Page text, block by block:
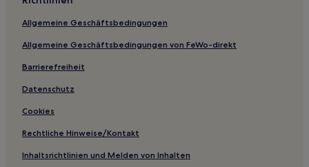
Gasthäuser in Zhangjiajie National Forest Park
Gasthäuser in Xiangxi
Aparthotels in Changsha
Luxus in Kreis Changsha
Familien in Zhangjiajie
Haustierfreundliche in Fenghuang
Günstige in Yueyang
Business in Xiangxi
Allgemeine Geschäftsbedingungen
Allgemeine Geschäftsbedingungen von FeWo-direkt
Barrierefreiheit
Datenschutz
Cookies
Rechtliche Hinweise/Kontakt
Inhaltsrichtlinien und Melden von Inhalten